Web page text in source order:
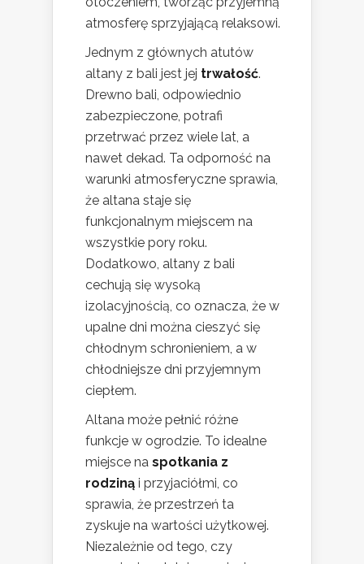
atmosferę sprzyjającą relaksowi.
Jednym z głównych atutów
altany z bali jest jej trwałość.
Drewno bali, odpowiednio
zabezpieczone, potrafi
przetrwać przez wiele lat, a
nawet dekad. Ta odporność na
warunki atmosferyczne sprawia,
że altana staje się
funkcjonalnym miejscem na
wszystkie pory roku.
Dodatkowo, altany z bali
cechują się wysoką
izolacyjnością, co oznacza, że w
upalne dni można cieszyć się
chłodnym schronieniem, a w
chłodniejsze dni przyjemnym
ciepłem.
Altana może pełnić różne
funkcje w ogrodzie. To idealne
miejsce na spotkania z
rodziną i przyjaciółmi, co
sprawia, że przestrzeń ta
zyskuje na wartości użytkowej.
Niezależnie od tego, czy